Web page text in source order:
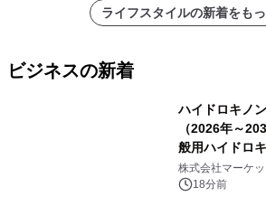
ライフスタイルの新着をも
ビジネスの新着
ハイドロキノ
（2026年～
般用ハイドロ
ハイドロキノ
ートを発表
株式会社マーケ
18分前